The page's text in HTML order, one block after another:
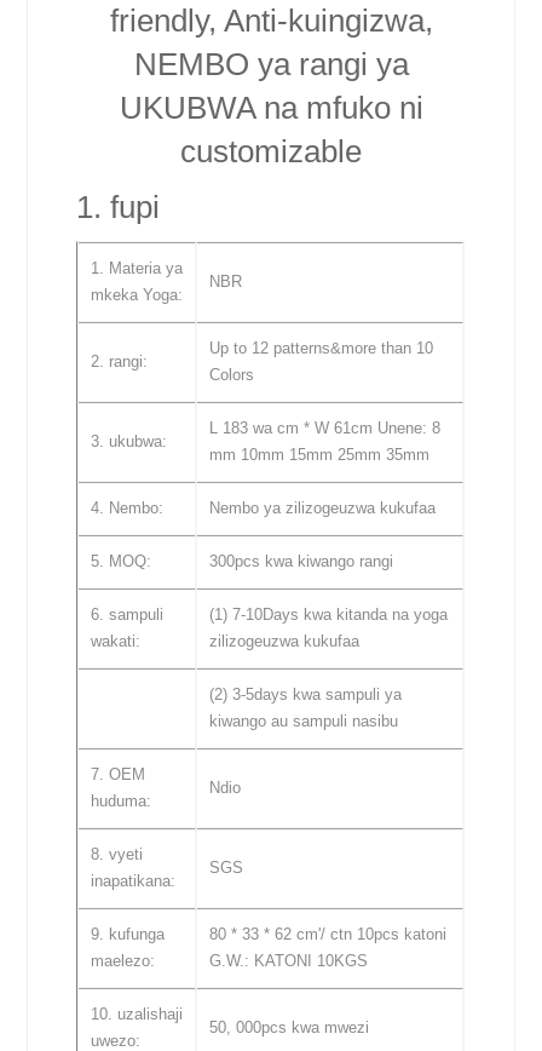
friendly, Anti-kuingizwa,
NEMBO ya rangi ya
UKUBWA na mfuko ni
customizable
1. fupi
1. Materia ya
mkeka Yoga:
NBR
2. rangi:
Up to 12 patterns&more than 10
Colors
3. ukubwa:
L 183 wa cm * W 61cm Unene: 8
mm 10mm 15mm 25mm 35mm
4. Nembo: Nembo ya zilizogeuzwa kukufaa
5. MOQ: 300pcs kwa kiwango rangi
6. sampuli
wakati:
(1) 7-10Days kwa kitanda na yoga
zilizogeuzwa kukufaa
(2) 3-5days kwa sampuli ya
kiwango au sampuli nasibu
7. OEM
huduma:
Ndio
8. vyeti
inapatikana:
SGS
9. kufunga
maelezo:
80 * 33 * 62 cm'/ ctn 10pcs katoni
G.W.: KATONI 10KGS
10. uzalishaji
uwezo:
50, 000pcs kwa mwezi